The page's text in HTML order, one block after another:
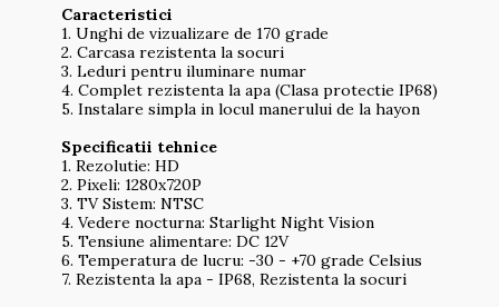
Caracteristici
1. Unghi de vizualizare de 170 grade
2. Carcasa rezistenta la socuri
3. Leduri pentru iluminare numar
4. Complet rezistenta la apa (Clasa protectie IP68)
5. Instalare simpla in locul manerului de la hayon
Specificatii tehnice
1. Rezolutie: HD
2. Pixeli: 1280x720P
3. TV Sistem: NTSC
4. Vedere nocturna: Starlight Night Vision
5. Tensiune alimentare: DC 12V
6. Temperatura de lucru: -30 - +70 grade Celsius
7. Rezistenta la apa - IP68, Rezistenta la socuri